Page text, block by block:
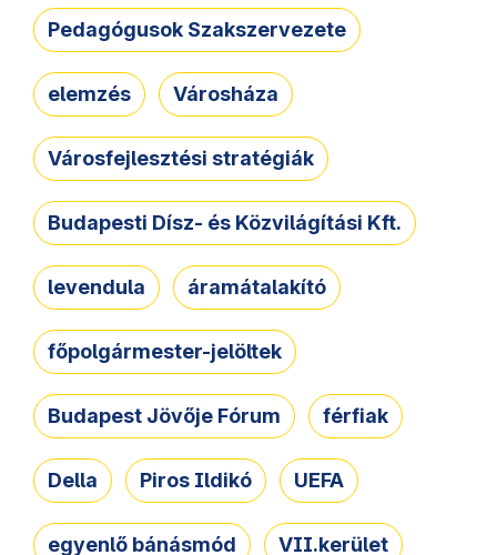
Pedagógusok Szakszervezete
elemzés Városháza
Városfejlesztési stratégiák
Budapesti Dísz- és Közvilágítási Kft.
levendula áramátalakító
főpolgármester-jelöltek
Budapest Jövője Fórum férfiak
Della Piros Ildikó UEFA
egyenlő bánásmód VII.kerület